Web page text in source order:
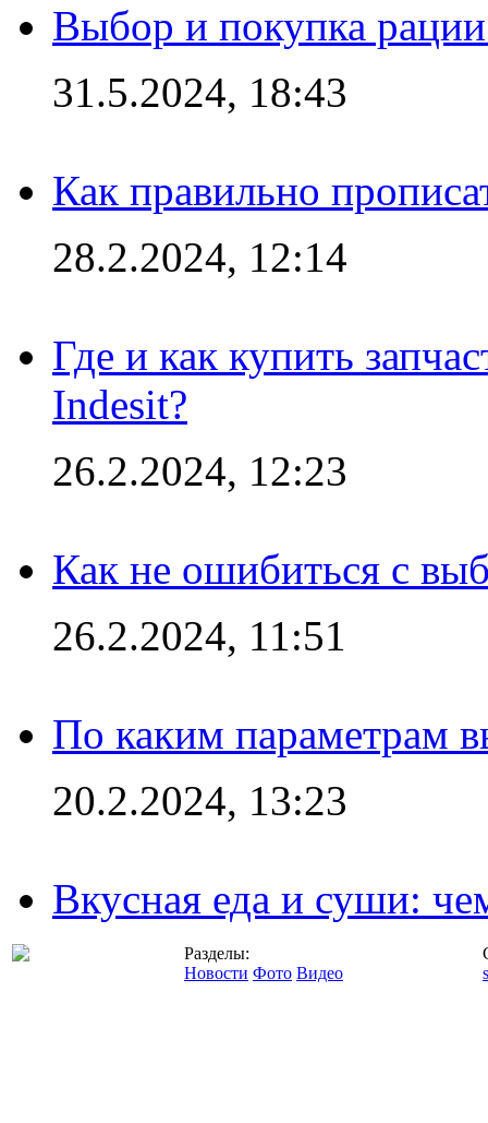
Выбор и покупка
31.5.2024, 18:43
Как правильно
28.2.2024, 12:14
Где и как купить
Indesit?
26.2.2024, 12:23
Как не ошибиться с
26.2.2024, 11:51
По каким параметрам
20.2.2024, 13:23
Вкусная еда и суши:
Разделы:
Новости Фото Видео